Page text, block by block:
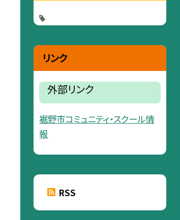
リンク
外部リンク
裾野市コミュニティ・スクール情
報
RSS